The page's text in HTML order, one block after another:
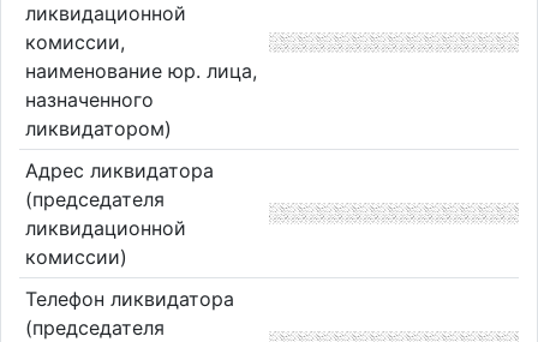
ликвидационной
комиссии,
наименование юр. лица,
назначенного
ликвидатором)
Адрес ликвидатора
(председателя
ликвидационной
комиссии)
Телефон ликвидатора
(председателя